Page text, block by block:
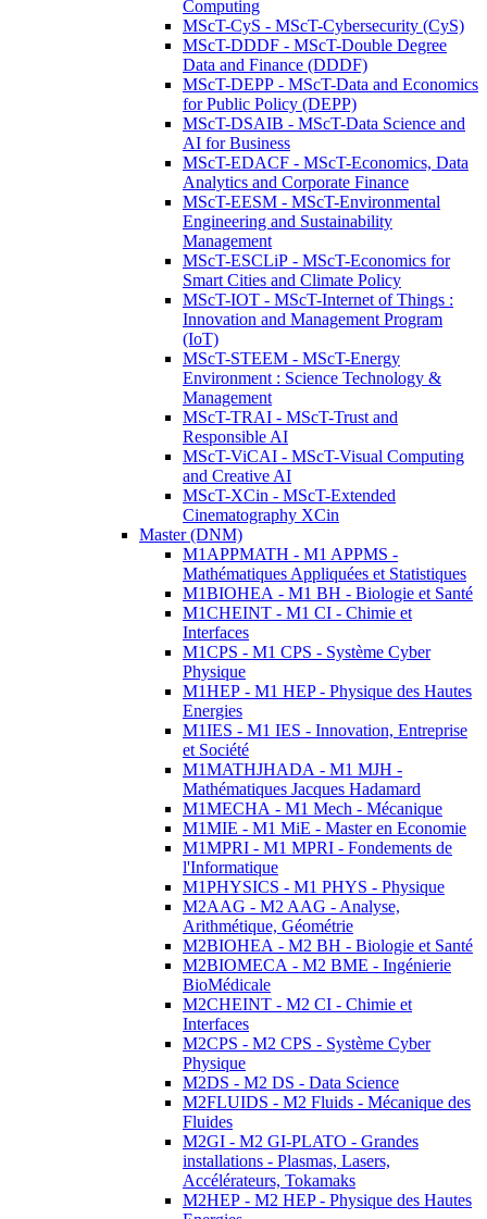
Computing
MScT-CyS - MScT-Cybersecurity (CyS)
MScT-DDDF - MScT-Double Degree
Data and Finance (DDDF)
MScT-DEPP - MScT-Data and Economics
for Public Policy (DEPP)
MScT-DSAIB - MScT-Data Science and
AI for Business
MScT-EDACF - MScT-Economics, Data
Analytics and Corporate Finance
MScT-EESM - MScT-Environmental
Engineering and Sustainability
Management
MScT-ESCLiP - MScT-Economics for
Smart Cities and Climate Policy
MScT-IOT - MScT-Internet of Things :
Innovation and Management Program
(IoT)
MScT-STEEM - MScT-Energy
Environment : Science Technology &
Management
MScT-TRAI - MScT-Trust and
Responsible AI
MScT-ViCAI - MScT-Visual Computing
and Creative AI
MScT-XCin - MScT-Extended
Cinematography XCin
Master (DNM)
M1APPMATH - M1 APPMS -
Mathématiques Appliquées et Statistiques
M1BIOHEA - M1 BH - Biologie et Santé
M1CHEINT - M1 CI - Chimie et
Interfaces
M1CPS - M1 CPS - Système Cyber
Physique
M1HEP - M1 HEP - Physique des Hautes
Energies
M1IES - M1 IES - Innovation, Entreprise
et Société
M1MATHJHADA - M1 MJH -
Mathématiques Jacques Hadamard
M1MECHA - M1 Mech - Mécanique
M1MIE - M1 MiE - Master en Economie
M1MPRI - M1 MPRI - Fondements de
l'Informatique
M1PHYSICS - M1 PHYS - Physique
M2AAG - M2 AAG - Analyse,
Arithmétique, Géométrie
M2BIOHEA - M2 BH - Biologie et Santé
M2BIOMECA - M2 BME - Ingénierie
BioMédicale
M2CHEINT - M2 CI - Chimie et
Interfaces
M2CPS - M2 CPS - Système Cyber
Physique
M2DS - M2 DS - Data Science
M2FLUIDS - M2 Fluids - Mécanique des
Fluides
M2GI - M2 GI-PLATO - Grandes
installations - Plasmas, Lasers,
Accélérateurs, Tokamaks
M2HEP - M2 HEP - Physique des Hautes